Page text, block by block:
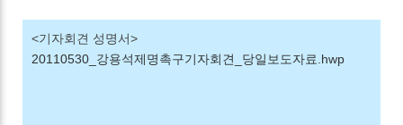
<기자회견 성명서>
20110530_강용석제명촉구기자회견_당일보도자료.hwp